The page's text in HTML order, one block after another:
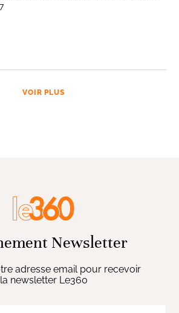
VOIR PLUS
Newsletter
adresse email pour recevoir
la newsletter Le360